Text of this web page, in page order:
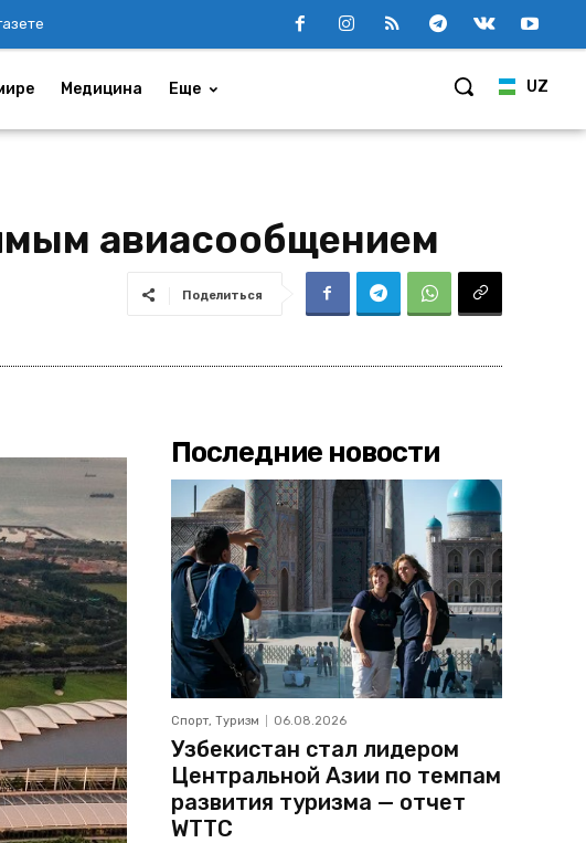
UZ
Медицина Еще
авиасообщением
Поделиться
Последние новости
Спорт, Туризм 06.08.2026
Узбекистан стал лидером
Центральной Азии по темпам
развития туризма — отчет
WTTC